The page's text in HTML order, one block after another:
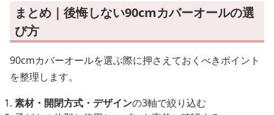
まとめ｜後悔しない90cmカバーオールの選
び方
90cmカバーオールを選ぶ際に押さえておくべきポイント
を整理します。
素材・開閉方式・デザインの3軸で絞り込む